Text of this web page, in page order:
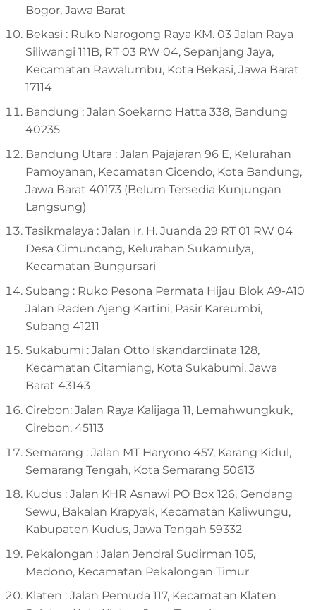
Bogor, Jawa Barat
Bekasi : Ruko Narogong Raya KM. 03 Jalan Raya
Siliwangi 111B, RT 03 RW 04, Sepanjang Jaya,
Kecamatan Rawalumbu, Kota Bekasi, Jawa Barat
17114
Bandung : Jalan Soekarno Hatta 338, Bandung
40235
Bandung Utara : Jalan Pajajaran 96 E, Kelurahan
Pamoyanan, Kecamatan Cicendo, Kota Bandung,
Jawa Barat 40173 (Belum Tersedia Kunjungan
Langsung)
Tasikmalaya : Jalan Ir. H. Juanda 29 RT 01 RW 04
Desa Cimuncang, Kelurahan Sukamulya,
Kecamatan Bungursari
Subang : Ruko Pesona Permata Hijau Blok A9-A10
Jalan Raden Ajeng Kartini, Pasir Kareumbi,
Subang 41211
Sukabumi : Jalan Otto Iskandardinata 128,
Kecamatan Citamiang, Kota Sukabumi, Jawa
Barat 43143
Cirebon: Jalan Raya Kalijaga 11, Lemahwungkuk,
Cirebon, 45113
Semarang : Jalan MT Haryono 457, Karang Kidul,
Semarang Tengah, Kota Semarang 50613
Kudus : Jalan KHR Asnawi PO Box 126, Gendang
Sewu, Bakalan Krapyak, Kecamatan Kaliwungu,
Kabupaten Kudus, Jawa Tengah 59332
Pekalongan : Jalan Jendral Sudirman 105,
Medono, Kecamatan Pekalongan Timur
Klaten : Jalan Pemuda 117, Kecamatan Klaten